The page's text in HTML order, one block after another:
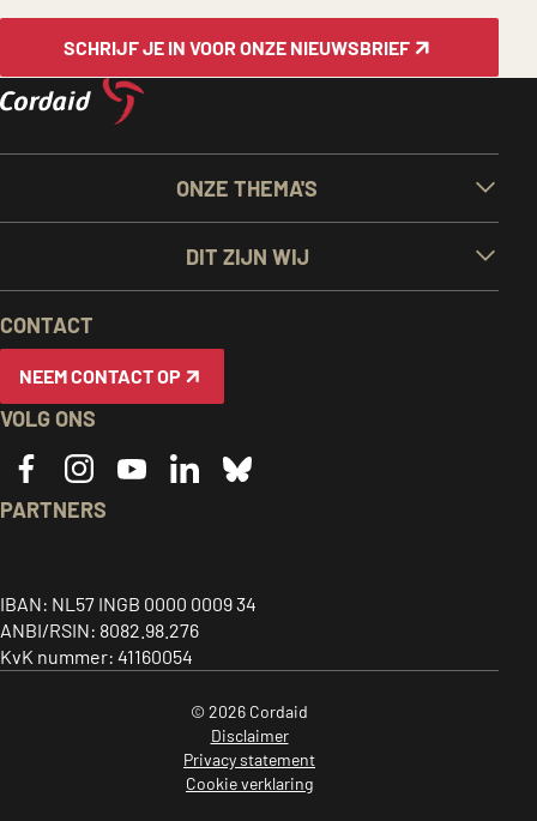
SCHRIJF JE IN VOOR ONZE NIEUWSBRIEF
BELANGRIJKE
LINKS
EN
INFORMATIE
ONZE THEMA'S
DIT ZIJN WIJ
CONTACT
NEEM CONTACT OP
VOLG ONS
PARTNERS
link
to
home
logo,
link
to
link
to
home
for
global
justice
IBAN: NL57 INGB 0000 0009 34
ANBI/RSIN: 8082.98.276
KvK nummer: 41160054
© 2026 Cordaid
Disclaimer
Privacy statement
Cookie verklaring